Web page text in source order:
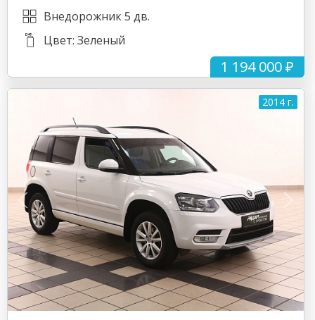
1 194 000 ₽
Внедорожник 5 дв.
Цвет: Зеленый
2014 г.